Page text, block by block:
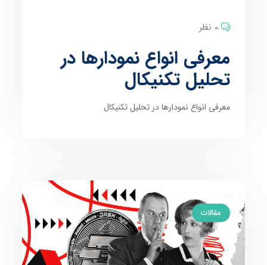
0 نظر
معرفی انواع نمودارها در
تحلیل تکنیکال
معرفی انواع نمودارها در تحلیل تکنیکال
مقالات